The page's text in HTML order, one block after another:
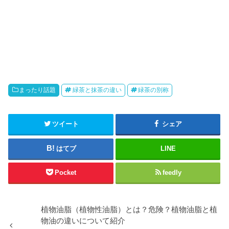
まったり話題 緑茶と抹茶の違い 緑茶の別称
ツイート シェア
はてブ LINE
Pocket feedly
植物油脂（植物性油脂）とは？危険？植物油脂と植
物油の違いについて紹介